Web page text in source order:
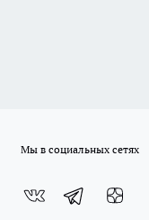
Мы в социальных сетях